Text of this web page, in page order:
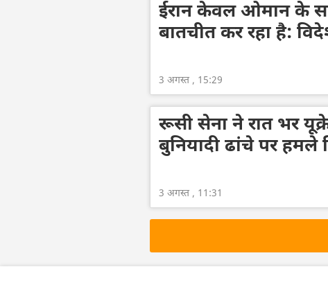
ईरान केवल ओमान के
बातचीत कर रहा है:
3 अगस्त , 15:29
रूसी सेना ने रात भर
बुनियादी ढांचे पर हमले
3 अगस्त , 11:31